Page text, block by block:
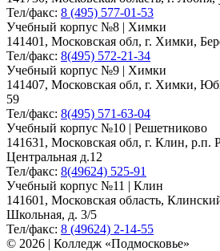
Тел/факс: 8 (495) 577-01-53
Учебный корпус №8 | Химки
141401, Московская обл, г. Химки,
Тел/факс: 8(495) 572-21-34
Учебный корпус №9 | Химки
141407, Московская обл, г. Химки,
59
Тел/факс: 8(495) 571-63-04
Учебный корпус №10 | Решетниково
141631, Московская обл, г. Клин, р.п.
Центральная д.12
Тел/факс: 8(49624) 525-91
Учебный корпус №11 | Клин
141601, Московская область,
Школьная, д. 3/5
Тел/факс: 8 (49624) 2-14-55
© 2026 | Колледж «Подмосковье»